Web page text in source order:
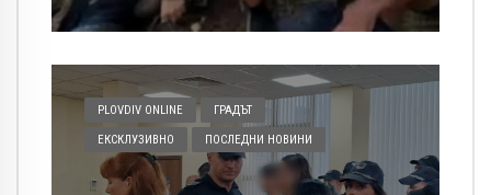
PLOVDIV ONLINE ГРАДЪТ
ЕКСКЛУЗИВНО ПОСЛЕДНИ НОВИНИ